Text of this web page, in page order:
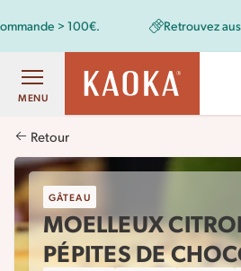
Retrouvez aussi les chocolats
MENU
Retour
GÂTEAU
MOELLEUX
PÉPITES DE